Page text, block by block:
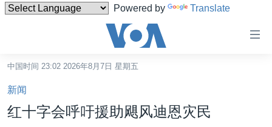
Powered by Translate
碍
链
接
跳
中国时间 23:02 2026年8月7日 星期五
新闻
红十字会呼吁援助飓风迪恩灾民